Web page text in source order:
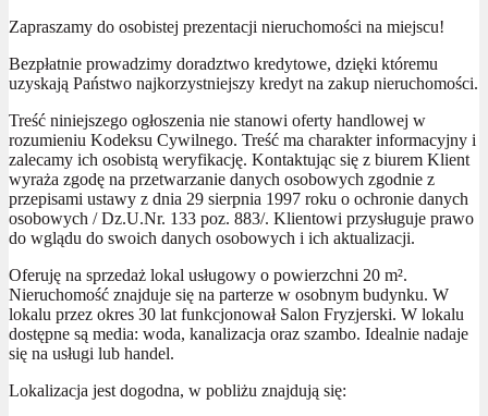
Zapraszamy do osobistej prezentacji nieruchomości na miejscu!
Bezpłatnie prowadzimy doradztwo kredytowe, dzięki któremu
uzyskają Państwo najkorzystniejszy kredyt na zakup nieruchomości.
Treść niniejszego ogłoszenia nie stanowi oferty handlowej w
rozumieniu Kodeksu Cywilnego. Treść ma charakter informacyjny i
zalecamy ich osobistą weryfikację. Kontaktując się z biurem Klient
wyraża zgodę na przetwarzanie danych osobowych zgodnie z
przepisami ustawy z dnia 29 sierpnia 1997 roku o ochronie danych
osobowych / Dz.U.Nr. 133 poz. 883/. Klientowi przysługuje prawo
do wglądu do swoich danych osobowych i ich aktualizacji.
Oferuję na sprzedaż lokal usługowy o powierzchni 20 m².
Nieruchomość znajduje się na parterze w osobnym budynku. W
lokalu przez okres 30 lat funkcjonował Salon Fryzjerski. W lokalu
dostępne są media: woda, kanalizacja oraz szambo. Idealnie nadaje
się na usługi lub handel.
Lokalizacja jest dogodna, w pobliżu znajdują się: